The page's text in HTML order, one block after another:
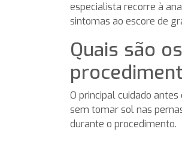
especialista recorre à
sintomas ao escore de
Quais são
O principal cuidado
sem tomar sol nas
durante o procedimento.